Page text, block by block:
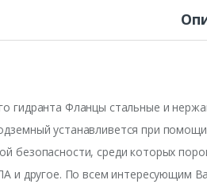
гидранта Фланцы стальные и
устанавливется при
безопасности, среди которых
и другое. По всем интересующим